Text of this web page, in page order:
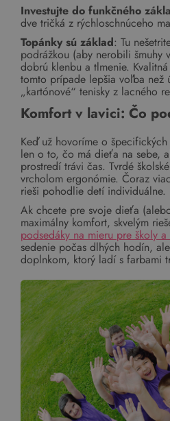
Investujte do funkčného
dve tričká z rýchloschnúceho
Topánky sú základ: Tu
podrážkou (aby nerobili
dobrú klenbu a tlmenie.
tomto prípade lepšia voľba než
„kartónové“ tenisky z lacného
Komfort v lavici: Čo
Keď už hovoríme o
len o to, čo má dieťa na sebe,
prostredí trávi čas. Tvrdé
vrcholom ergonómie. Čoraz
rieši pohodlie detí individuálne.
Ak chcete pre svoje dieťa
maximálny komfort, skvelým
podsedáky na mieru pre školy a
sedenie počas dlhých hodín,
doplnkom, ktorý ladí s farbami